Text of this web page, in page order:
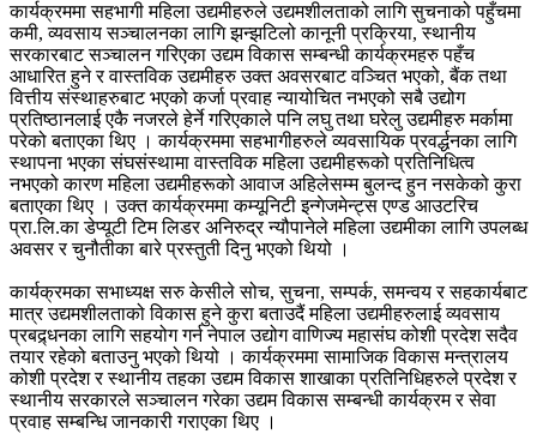
कार्यक्रममा सहभागी महिला उद्यमीहरुले उद्यमशीलताको लागि सुचनाको पहुँचमा
कमी, व्यवसाय सञ्चालनका लागि झन्झटिलो कानूनी प्रक्रिया, स्थानीय
सरकारबाट सञ्चालन गरिएका उद्यम विकास सम्बन्धी कार्यक्रमहरु पहँच
आधारित हुने र वास्तविक उद्यमीहरु उक्त अवसरबाट वञ्चित भएको, बैंक तथा
वित्तीय संस्थाहरुबाट भएको कर्जा प्रवाह न्यायोचित नभएको सबै उद्योग
प्रतिष्ठानलाई एकै नजरले हेर्ने गरिएकाले पनि लघु तथा घरेलु उद्यमीहरु मर्कामा
परेको बताएका थिए । कार्यक्रममा सहभागीहरुले व्यवसायिक प्रवर्द्धनका लागि
स्थापना भएका संघसंस्थामा वास्तविक महिला उद्यमीहरूको प्रतिनिधित्व
नभएको कारण महिला उद्यमीहरूको आवाज अहिलेसम्म बुलन्द हुन नसकेको कुरा
बताएका थिए । उक्त कार्यक्रममा कम्यूनिटी इन्गेजमेन्ट्स एण्ड आउटरिच
प्रा.लि.का डेप्यूटी टिम लिडर अनिरुद्र न्यौपानेले महिला उद्यमीका लागि उपलब्ध
अवसर र चुनौतीका बारे प्रस्तुती दिनु भएको थियो ।
कार्यक्रमका सभाध्यक्ष सरु केसीले सोच, सुचना, सम्पर्क, समन्वय र सहकार्यबाट
मात्र उद्यमशीलताको विकास हुने कुरा बताउदैं महिला उद्यमीहरुलाई व्यवसाय
प्रबद्र्धनका लागि सहयोग गर्न नेपाल उद्योग वाणिज्य महासंघ कोशी प्रदेश सदैव
तयार रहेको बताउनु भएको थियो । कार्यक्रममा सामाजिक विकास मन्त्रालय
कोशी प्रदेश र स्थानीय तहका उद्यम विकास शाखाका प्रतिनिधिहरुले प्रदेश र
स्थानीय सरकारले सञ्चालन गरेका उद्यम विकास सम्बन्धी कार्यक्रम र सेवा
प्रवाह सम्बन्धि जानकारी गराएका थिए ।